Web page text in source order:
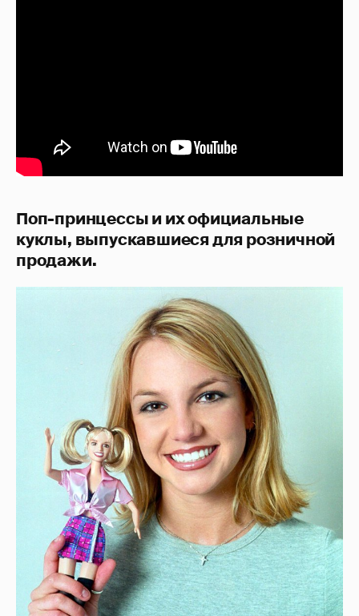
Поп-принцессы и их официальные
куклы, выпускавшиеся для розничной
продажи.